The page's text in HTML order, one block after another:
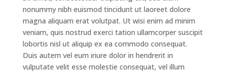
nonummy nibh euismod tincidunt ut laoreet dolore
magna aliquam erat volutpat. Ut wisi enim ad minim
veniam, quis nostrud exerci tation ullamcorper suscipit
lobortis nisl ut aliquip ex ea commodo consequat.
Duis autem vel eum iriure dolor in hendrerit in
vulputate velit esse molestie consequat, vel illum